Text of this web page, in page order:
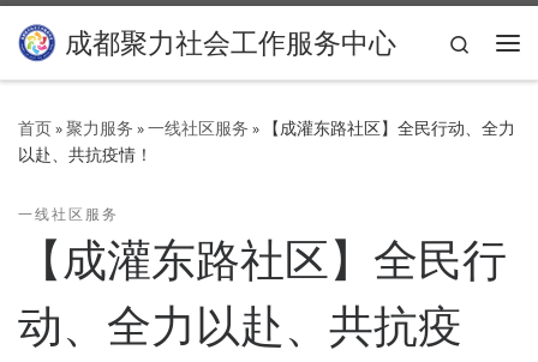
Skip to content
成都聚力社会工作服务中心
Search
首页»聚力服务 »一线社区服务 »
【成灌东路社区】全民行动、全力
以赴、共抗疫情！
一线社区服务
【成灌东路社区】全民行
动、全力以赴、共抗疫